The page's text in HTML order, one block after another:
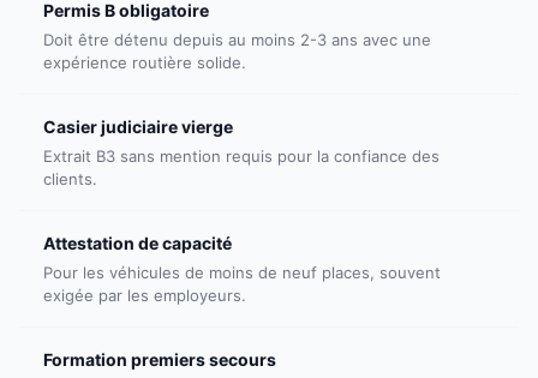
Permis B obligatoire
Doit être détenu depuis au moins 2-3 ans avec une
expérience routière solide.
Casier judiciaire vierge
Extrait B3 sans mention requis pour la confiance des
clients.
Attestation de capacité
Pour les véhicules de moins de neuf places, souvent
exigée par les employeurs.
Formation premiers secours